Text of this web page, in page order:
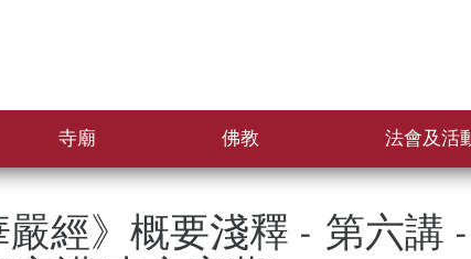
寺廟 佛教 法會及活
經》概要淺釋 - 第六講 -